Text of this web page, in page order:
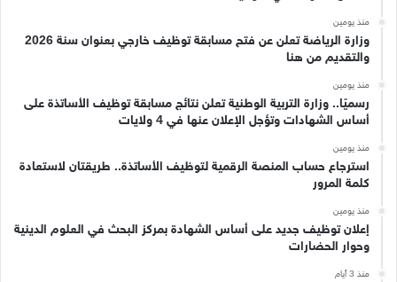
منذ يومين
وزارة الرياضة تعلن عن فتح مسابقة توظيف خارجي بعنوان سنة 2026
والتقديم من هنا
منذ يومين
رسميًا.. وزارة التربية الوطنية تعلن نتائج مسابقة توظيف الأساتذة على
أساس الشهادات وتؤجل الإعلان عنها في 4 ولايات
منذ يومين
استرجاع حساب المنصة الرقمية لتوظيف الأساتذة.. طريقتان لاستعادة
كلمة المرور
منذ يومين
إعلان توظيف جديد على أساس الشهادة بمركز البحث في العلوم الدينية
وحوار الحضارات
منذ 3 أيام